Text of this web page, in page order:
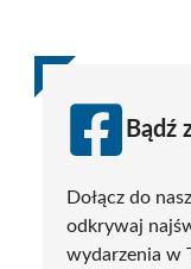
Bądź
Dołącz do
odkrywaj
wydarzenia w